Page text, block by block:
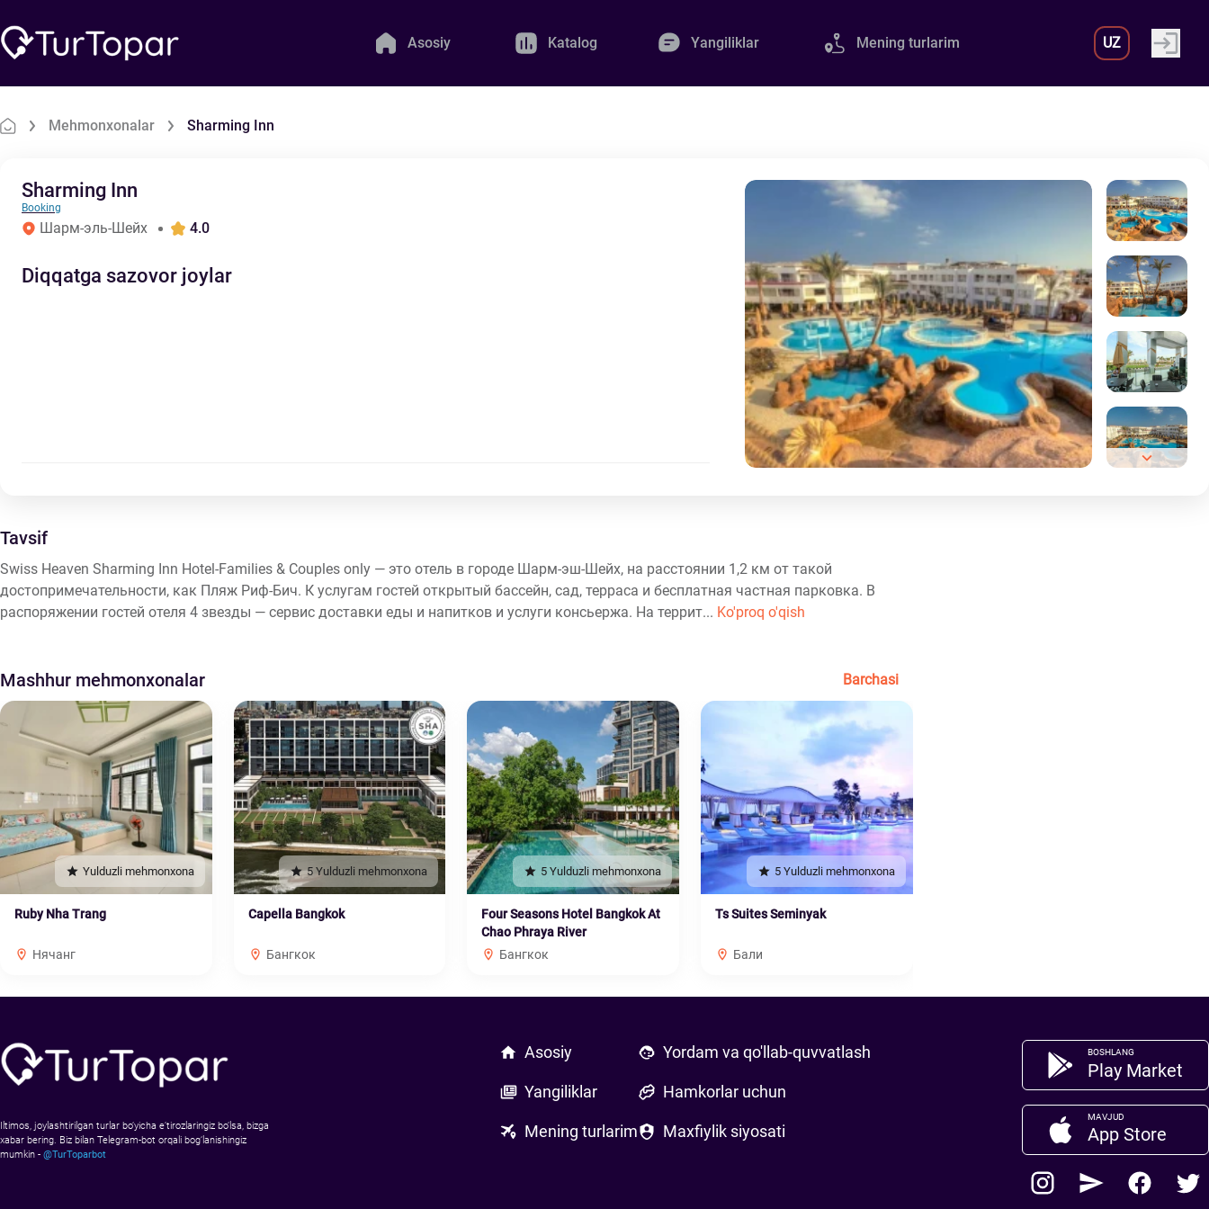
Asosiy Katalog Yangiliklar Mening turlarim UZ
Mehmonxonalar Sharming Inn
Sharming Inn
Booking
Шарм-эль-Шейх 4.0
Diqqatga sazovor joylar
Tavsif
Swiss Heaven Sharming Inn Hotel-Families & Couples only — это отель в городе Шарм-эш-Шейх, на расстоянии 1,2 км от такой
достопримечательности, как Пляж Риф-Бич. К услугам гостей открытый бассейн, сад, терраса и бесплатная частная парковка. В
распоряжении гостей отеля 4 звезды — сервис доставки еды и напитков и услуги консьержа. На террит... Ko'proq o'qish
Mashhur mehmonxonalar Barchasi
Yulduzli mehmonxona
Ruby Nha Trang
Нячанг
5 Yulduzli mehmonxona
Capella Bangkok
Бангкок
5 Yulduzli mehmonxona
Four Seasons Hotel Bangkok At
Chao Phraya River
Бангкок
5 Yulduzli mehmonxona
Ts Suites Seminyak
Бали
Iltimos, joylashtirilgan turlar bo‘yicha e’tirozlaringiz bo‘lsa, bizga
xabar bering. Biz bilan Telegram-bot orqali bog‘lanishingiz
mumkin - @TurToparbot
Asosiy
Yangiliklar
Mening turlarim
Yordam va qo'llab-quvvatlash
Hamkorlar uchun
Maxfiylik siyosati
BOSHLANG
Play Market
MAVJUD
App Store